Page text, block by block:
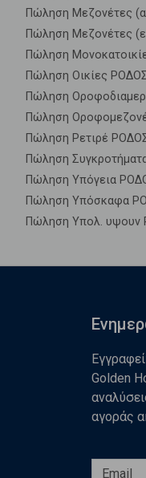
Πώληση Μεζονέτες
Πώληση Μεζονέτες
Πώληση
Πώληση Οικίες
Πώληση
Πώληση
Πώληση Ρετιρέ
Πώληση
Πώληση Υπόγεια
Πώληση Υπόσκαφα
Πώληση Υπολ. υψουν
Golden
αγοράς